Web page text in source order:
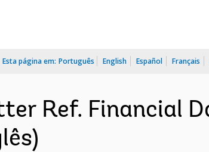
Esta página em: Português English Español Français
Ref. Financial